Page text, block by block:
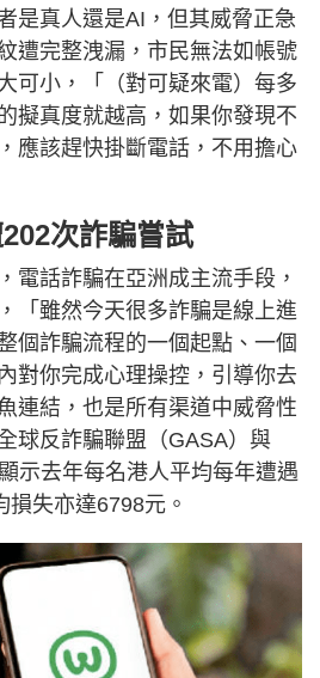
是真人還是AI，但其威脅正急
遭完整洩漏，市民無法如帳號
可小，「（對可疑來電）每多
擬真度就越高，如果你發現不
應該趕快掛斷電話，不用擔心
次詐騙嘗試
電話詐騙在亞洲成主流手段，
「雖然今天很多詐騙是線上進
個詐騙流程的一個起點、一個
對你完成心理操控，引導你去
連結，也是所有渠道中威脅性
球反詐騙聯盟（GASA）與
示去年每名港人平均每年遭遇
失亦達6798元。